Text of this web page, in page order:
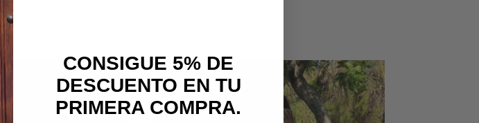
CONSIGUE 5% DE
DESCUENTO EN TU
PRIMERA COMPRA.